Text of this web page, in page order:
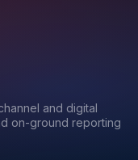
and digital
on-ground reporting